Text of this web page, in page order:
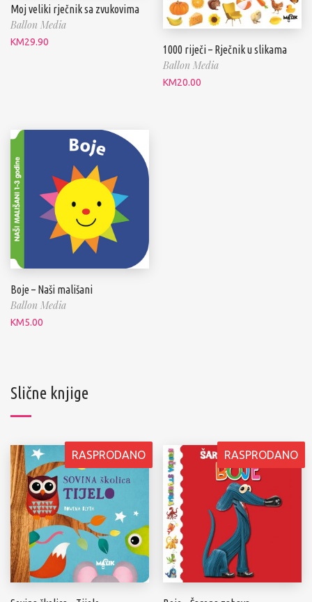
Moj veliki rječnik sa zvukovima
Ballon Media
KM29.90
1000 riječi – Rječnik u slikama
Ballon Media
KM20.00
Boje – Naši mališani
Ballon Media
KM5.00
Slične knjige
RASPRODANO RASPRODANO